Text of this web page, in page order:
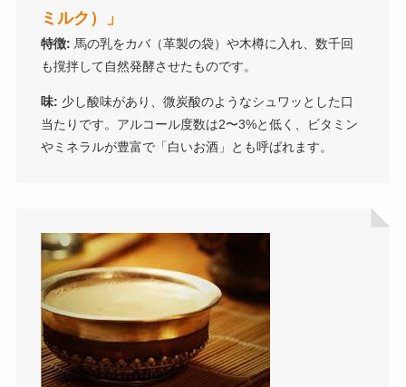
ミルク）」
特徴: 馬の乳をカバ（革製の袋）や木樽に入れ、数千回
も撹拌して自然発酵させたものです。
味: 少し酸味があり、微炭酸のようなシュワッとした口
当たりです。アルコール度数は2〜3%と低く、ビタミン
やミネラルが豊富で「白いお酒」とも呼ばれます。